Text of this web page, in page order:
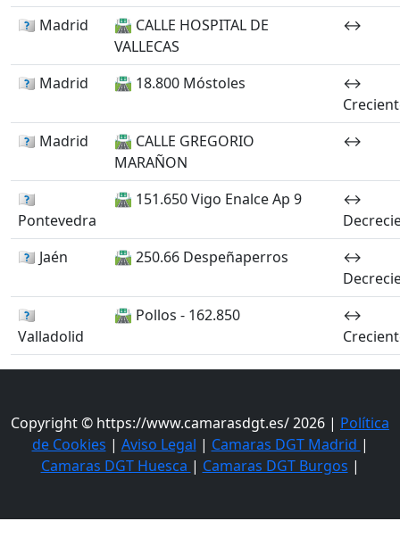
🏴󠁭󠁶󠁳󠁣󠁿 Madrid
🛣️ CALLE HOSPITAL DE
VALLECAS
↔️
🏴󠁭󠁶󠁳󠁣󠁿 Madrid 🛣️ 18.800 Móstoles
↔️
🏴󠁭󠁶󠁳󠁣󠁿 Madrid
🛣️ CALLE GREGORIO
MARAÑON
↔️
🏴󠁭󠁶󠁳󠁣󠁿
Pontevedra
🛣️ 151.650 Vigo Enalce Ap 9
↔️
🏴󠁭󠁶󠁳󠁣󠁿 Jaén
🛣️ 250.66 Despeñaperros
↔️
🏴󠁭󠁶󠁳󠁣󠁿
Valladolid
🛣️ Pollos - 162.850
↔️
Copyright © https://www.camarasdgt.es/ 2026 | Política
de Cookies | Aviso Legal | Camaras DGT Madrid |
Camaras DGT Huesca | Camaras DGT Burgos |